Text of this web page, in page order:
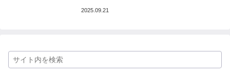
2025.09.21